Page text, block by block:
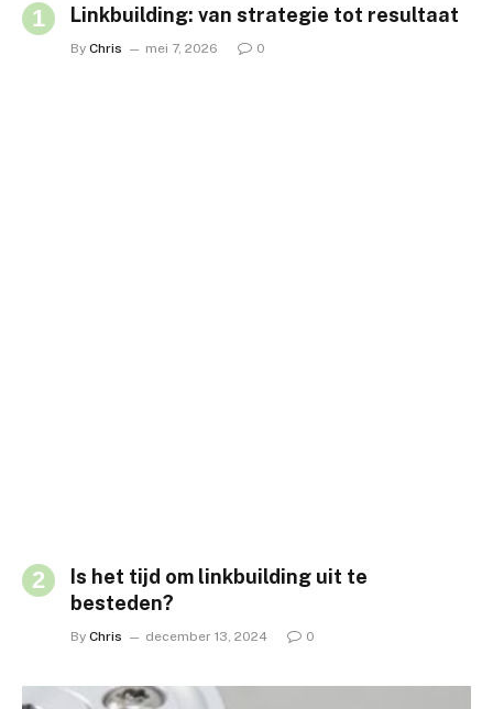
Linkbuilding: van strategie tot resultaat
By Chris mei 7, 2026 0
Is het tijd om linkbuilding uit te
besteden?
By Chris december 13, 2024 0